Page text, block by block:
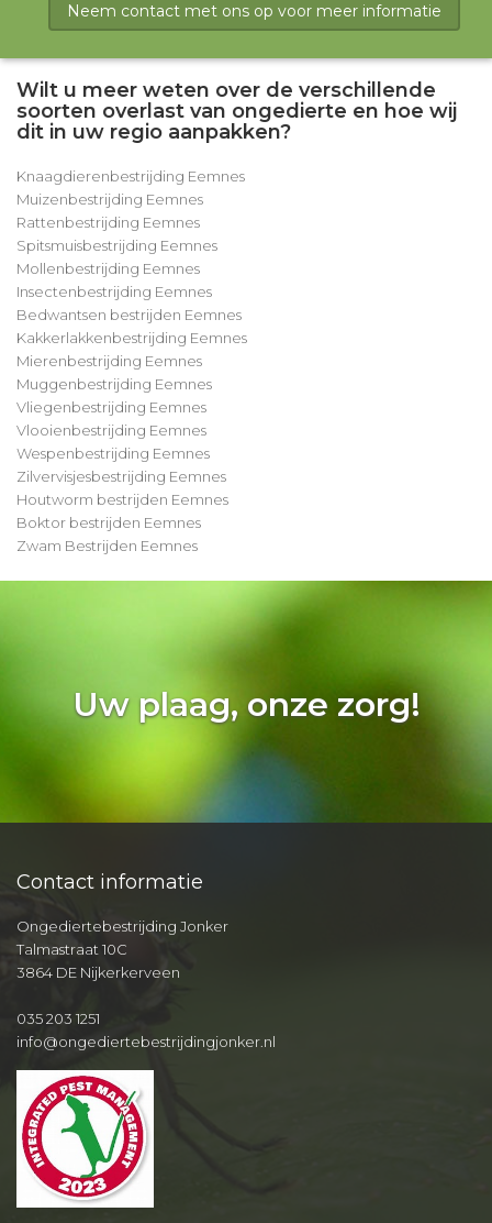
Neem contact met ons op voor meer informatie
Wilt u meer weten over de verschillende
soorten overlast van ongedierte en hoe wij
dit in uw regio aanpakken?
Knaagdierenbestrijding Eemnes
Muizenbestrijding Eemnes
Rattenbestrijding Eemnes
Spitsmuisbestrijding Eemnes
Mollenbestrijding Eemnes
Insectenbestrijding Eemnes
Bedwantsen bestrijden Eemnes
Kakkerlakkenbestrijding Eemnes
Mierenbestrijding Eemnes
Muggenbestrijding Eemnes
Vliegenbestrijding Eemnes
Vlooienbestrijding Eemnes
Wespenbestrijding Eemnes
Zilvervisjesbestrijding Eemnes
Houtworm bestrijden Eemnes
Boktor bestrijden Eemnes
Zwam Bestrijden Eemnes
Uw plaag, onze zorg!
Contact informatie
Ongediertebestrijding Jonker
Talmastraat 10C
3864 DE Nijkerkerveen
035 203 1251
info@ongediertebestrijdingjonker.nl